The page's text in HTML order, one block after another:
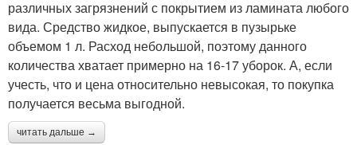
различных загрязнений с покрытием из ламината любого
вида. Средство жидкое, выпускается в пузырьке
объемом 1 л. Расход небольшой, поэтому данного
количества хватает примерно на 16-17 уборок. А, если
учесть, что и цена относительно невысокая, то покупка
получается весьма выгодной.
читать дальше →